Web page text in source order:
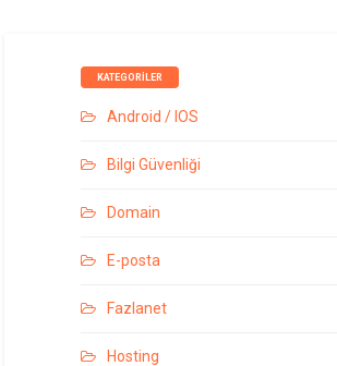
KATEGORILER
Android / IOS
Bilgi Güvenliği
Domain
E-posta
Fazlanet
Hosting